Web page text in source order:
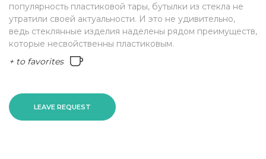
популярность пластиковой тары, бутылки из стекла не
утратили своей актуальности. И это не удивительно,
ведь стеклянные изделия наделены рядом преимуществ,
которые несвойственны пластиковым.
+ to favorites
LEAVE REQUEST